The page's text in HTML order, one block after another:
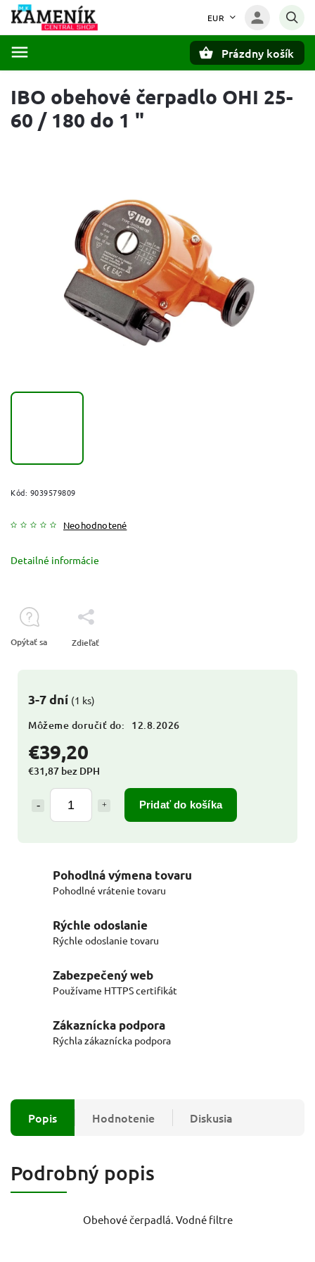
EUR
Prázdny košík
IBO obehové čerpadlo OHI 25-
60 / 180 do 1 "
Kód: 9039579809
Neohodnotené
€39,20
€31,87 bez DPH
Pridať do košíka
3-7 dní (1 ks)
Môžeme doručiť do: 12.8.2026
Detailné informácie
Opýtať sa Zdieľať
Pohodlná výmena tovaru
Pohodlné vrátenie tovaru
Rýchle odoslanie
Rýchle odoslanie tovaru
Zabezpečený web
Používame HTTPS certifikát
Zákaznícka podpora
Rýchla zákaznícka podpora
Popis Hodnotenie Diskusia
Podrobný popis
Obehové čerpadlá. Vodné filtre